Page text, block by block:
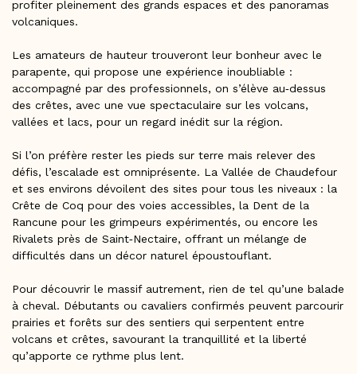
profiter pleinement des grands espaces et des panoramas
volcaniques.
Les amateurs de hauteur trouveront leur bonheur avec le
parapente, qui propose une expérience inoubliable :
accompagné par des professionnels, on s’élève au‑dessus
des crêtes, avec une vue spectaculaire sur les volcans,
vallées et lacs, pour un regard inédit sur la région.
Si l’on préfère rester les pieds sur terre mais relever des
défis, l’escalade est omniprésente. La Vallée de Chaudefour
et ses environs dévoilent des sites pour tous les niveaux : la
Crête de Coq pour des voies accessibles, la Dent de la
Rancune pour les grimpeurs expérimentés, ou encore les
Rivalets près de Saint‑Nectaire, offrant un mélange de
difficultés dans un décor naturel époustouflant.
Pour découvrir le massif autrement, rien de tel qu’une balade
à cheval. Débutants ou cavaliers confirmés peuvent parcourir
prairies et forêts sur des sentiers qui serpentent entre
volcans et crêtes, savourant la tranquillité et la liberté
qu’apporte ce rythme plus lent.